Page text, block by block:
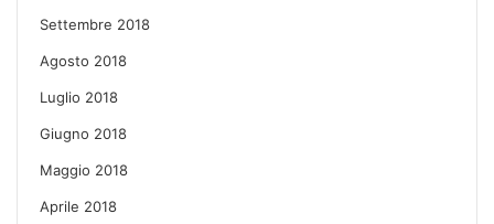
Settembre 2018
Agosto 2018
Luglio 2018
Giugno 2018
Maggio 2018
Aprile 2018